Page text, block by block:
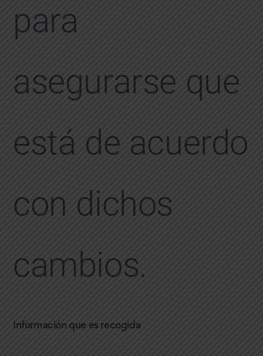
para
asegurarse que
está de acuerdo
con dichos
cambios.
Información que es recogida